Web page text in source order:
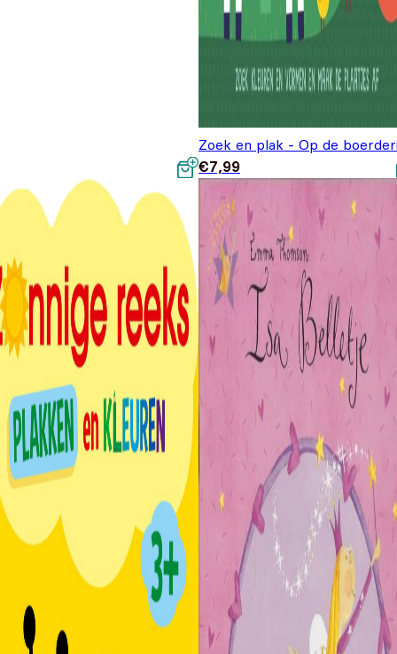
Zoek en plak - Op de
€7,99